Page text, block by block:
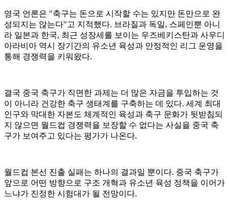
영국 언론은 "축구는 돈으로 시작할 수는 있지만 돈만으로 완
성되지는 않는다"고 지적했다. 브라질과 독일, 스페인뿐 아니
라 일본과 한국, 최근 성장세를 보이는 우즈베키스탄과 사우디
아라비아 역시 장기간의 유소년 육성과 안정적인 리그 운영을
통해 경쟁력을 키워왔다.
결국 중국 축구가 직면한 과제는 더 많은 자금을 투입하는 것
이 아니라 건강한 축구 생태계를 구축하는 데 있다. 세계 최대
인구와 막대한 자본도 체계적인 육성과 축구 문화가 뒷받침되
지 않으면 월드컵 경쟁력을 보장할 수 없다는 사실을 중국 축
구가 보여주고 있다는 평가가 나온다.
월드컵 본선 진출 실패는 하나의 결과일 뿐이다. 중국 축구가
앞으로 어떤 방향으로 구조 개혁과 유소년 육성 정책을 이어가
느냐가 진정한 시험대가 될 전망이다.